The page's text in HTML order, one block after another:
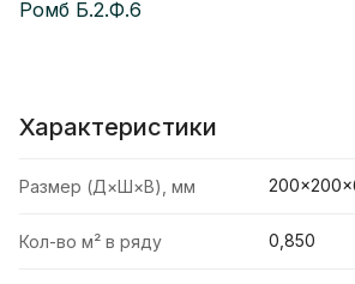
Ромб Б.2.Ф.6
Характеристики
Размер (Д×Ш×В), мм
Кол-во м² в ряду 0,850